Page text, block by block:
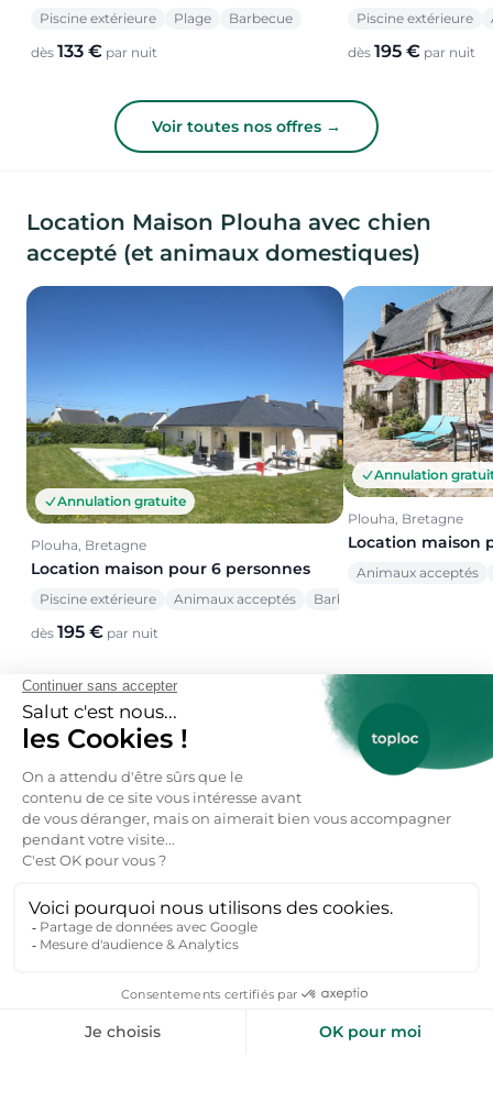
Piscine extérieure Plage Barbecue
dès 133 € par nuit
Piscine extérieure
dès 195 € par nuit
Voir toutes nos offres →
Location Maison Plouha avec chien
accepté (et animaux domestiques)
Annulation gratuite
Plouha, Bretagne
Location maison pour 6 personnes
Piscine extérieure Animaux acceptés Barbecue
dès 195 € par nuit
Annulation
Plouha, Bretagne
Location maison
Animaux acceptés
Voir toutes nos offres →
De l'aide pour votre prochain
séjour nature ?